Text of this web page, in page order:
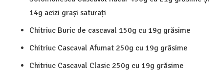
14g acizi grași saturați
Chitriuc Buric de cascaval 150g cu 19g grăsime
Chitriuc Cascaval Afumat 250g cu 19g grăsime
Chitriuc Cascaval Clasic 250g cu 19g grăsime